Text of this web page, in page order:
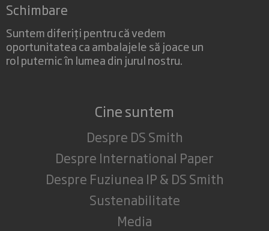
Schimbare
Suntem diferiți pentru că vedem
oportunitatea ca ambalajele să joace un
rol puternic în lumea din jurul nostru.
Cine suntem
Despre DS Smith
Despre International Paper
Despre Fuziunea IP & DS Smith
Sustenabilitate
Media